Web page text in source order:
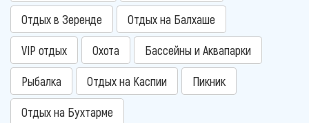
Отдых в Зеренде Отдых на Балхаше
VIP отдых Охота Бассейны и Аквапарки
Рыбалка Отдых на Каспии Пикник
Отдых на Бухтарме